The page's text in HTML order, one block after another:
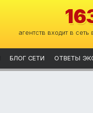
агентств входит в
БЛОГ СЕТИ ОТВЕТЫ